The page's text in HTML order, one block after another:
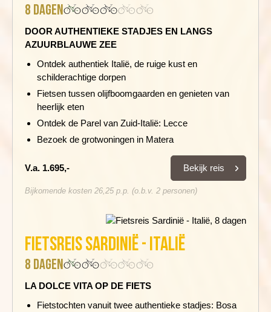
8 dagen
DOOR AUTHENTIEKE STADJES EN LANGS
AZUURBLAUWE ZEE
Ontdek authentiek Italië, de ruige kust en
schilderachtige dorpen
Fietsen tussen olijfboomgaarden en genieten van
heerlijk eten
Ontdek de Parel van Zuid-Italië: Lecce
Bezoek de grotwoningen in Matera
V.a. 1.695,- Bekijk reis
Bijkomende kosten 26,25 p.p. (o.b.v. 2 personen)
Fietsreis Sardinië - Italië
8 dagen
LA DOLCE VITA OP DE FIETS
Fietstochten vanuit twee authentieke stadjes: Bosa